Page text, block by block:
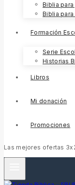
Biblia
Biblia para
Formación
Serie
Historias
Libros
Mi donación
Promociones
Las mejores ofertas